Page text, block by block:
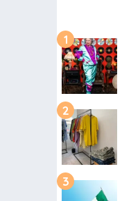
1
2
3